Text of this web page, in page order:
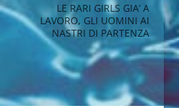
LE RARI GIRLS GIA’ A
LAVORO, GLI UOMINI AI
NASTRI DI PARTENZA